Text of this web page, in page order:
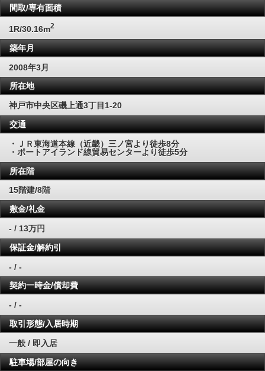
間取/専有面積
1R/30.16m2
築年月
2008年3月
所在地
神戸市中央区磯上通3丁目1-20
交通
・ＪＲ東海道本線（近畿）三ノ宮より徒歩8分
・ポートアイランド線貿易センターより徒歩5分
所在階
15階建/8階
敷金/礼金
- / 13万円
保証金/解約引
- / -
契約一時金/償却費
- / -
取引形態/入居時期
一般 / 即入居
駐車場/部屋の向き